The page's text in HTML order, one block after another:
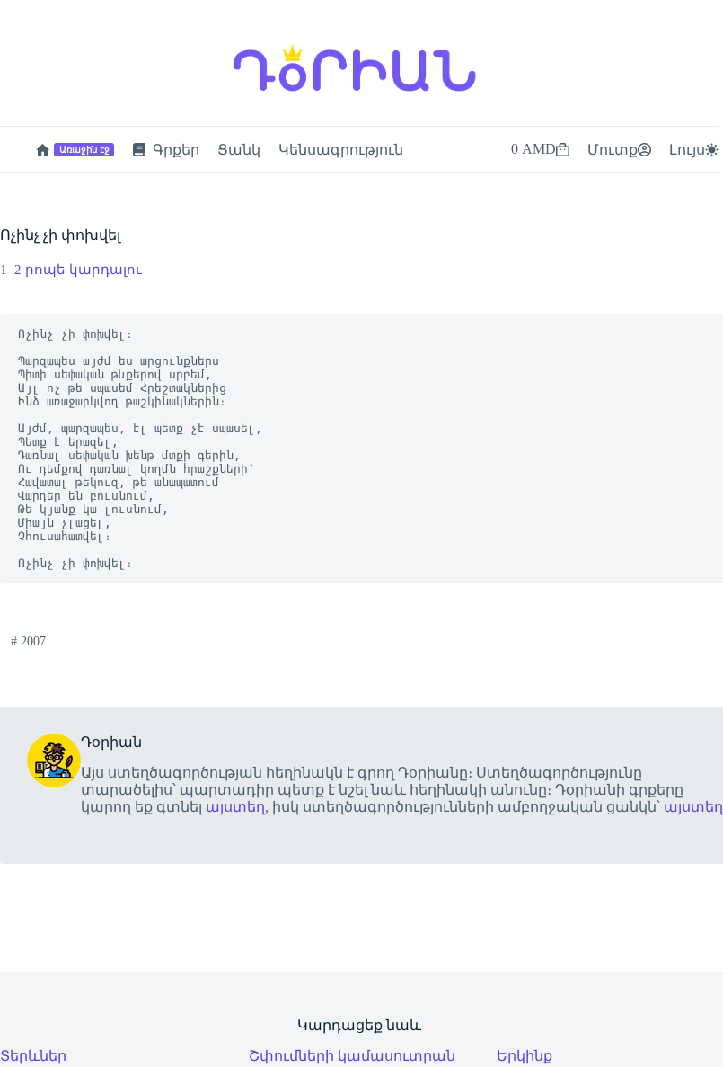
Առաջին էջ Գրքեր Ցանկ Կենսագրություն
Shopping
cart
0 AMD Մուտք Լույս
Ոչինչ չի փոխվել
1–2 րոպե կարդալու
Ոչինչ չի փոխվել։
Պարզապես այժմ ես արցունքներս
Պիտի սեփական թևքերով սրբեմ,
Այլ ոչ թե սպասեմ Հրեշտակներից
Ինձ առաջարկվող թաշկինակներին։
Այժմ, պարզապես, էլ պետք չէ սպասել,
Պետք է երազել,
Դառնալ սեփական խենթ մտքի գերին,
Ու դեմքով դառնալ կողմն հրաշքների՝
Հավատալ թեկուզ, թե անապատում
Վարդեր են բուսնում,
Թե կյանք կա լուսնում,
Միայն չլացել,
Չհուսահատվել։
Ոչինչ չի փոխվել։
#2007
Դօրիան
Այս ստեղծագործության հեղինակն է գրող Դօրիանը։ Ստեղծագործությունը
տարածելիս՝ պարտադիր պետք է նշել նաև հեղինակի անունը։ Դօրիանի գրքերը
կարող եք գտնել այստեղ, իսկ ստեղծագործությունների ամբողջական ցանկն՝ այստեղ
Կարդացեք նաև
Տերևներ
Շփումների կամասուտրան
Երկինք